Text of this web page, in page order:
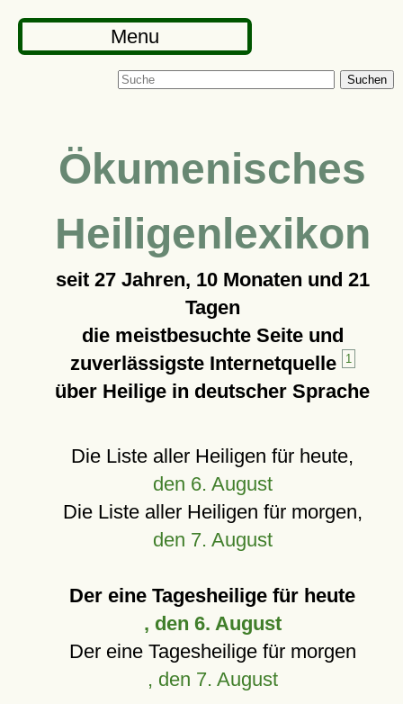
Menu
Suchen
Ökumenisches
Heiligenlexikon
seit 27 Jahren, 10 Monaten und 21
Tagen
die meistbesuchte Seite und
zuverlässigste Internetquelle
1
über Heilige in deutscher Sprache
Die Liste aller Heiligen für heute,
den 6. August
Die Liste aller Heiligen für morgen,
den 7. August
Der eine Tagesheilige für heute
, den 6. August
Der eine Tagesheilige für morgen
, den 7. August